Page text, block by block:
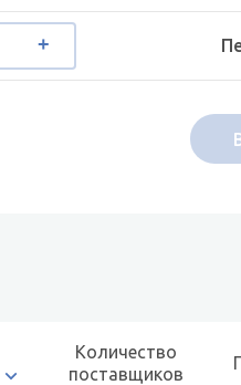
Количество
поставщиков